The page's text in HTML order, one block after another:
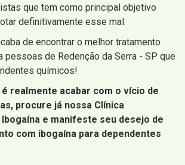
que tem como principal objetivo
definitivamente esse mal.
de encontrar o melhor tratamento
pessoas de Redenção da Serra - SP que
químicos!
realmente acabar com o vício de
procure já nossa Clínica
Ibogaína e manifeste seu desejo de
com ibogaína para dependentes